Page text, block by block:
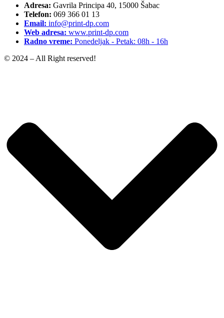
Adresa: Gavrila Principa 40, 15000 Šabac
Telefon: 069 366 01 13
Email: info@print-dp.com
Web adresa: www.print-dp.com
Radno vreme: Ponedeljak - Petak: 08h - 16h
© 2024 – All Right reserved!